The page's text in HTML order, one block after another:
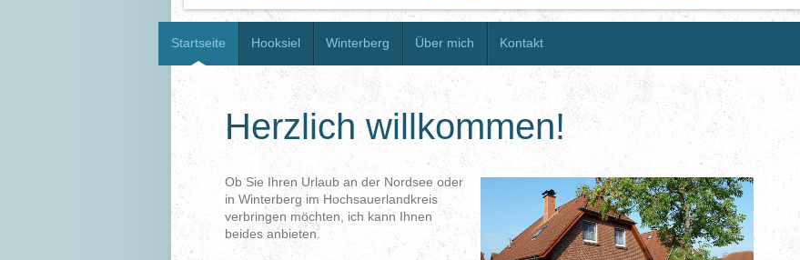
Startseite Hooksiel Winterberg Über mich Kontakt
Herzlich willkommen!
Ob Sie Ihren Urlaub an der Nordsee oder
in Winterberg im Hochsauerlandkreis
verbringen möchten, ich kann Ihnen
beides anbieten.